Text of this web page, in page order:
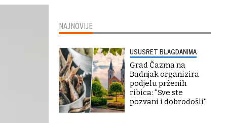
NAJNOVIJE
USUSRET BLAGDANIMA
Grad Čazma na
Badnjak organizira
podjelu prženih
ribica: ''Sve ste
pozvani i dobrodošli''